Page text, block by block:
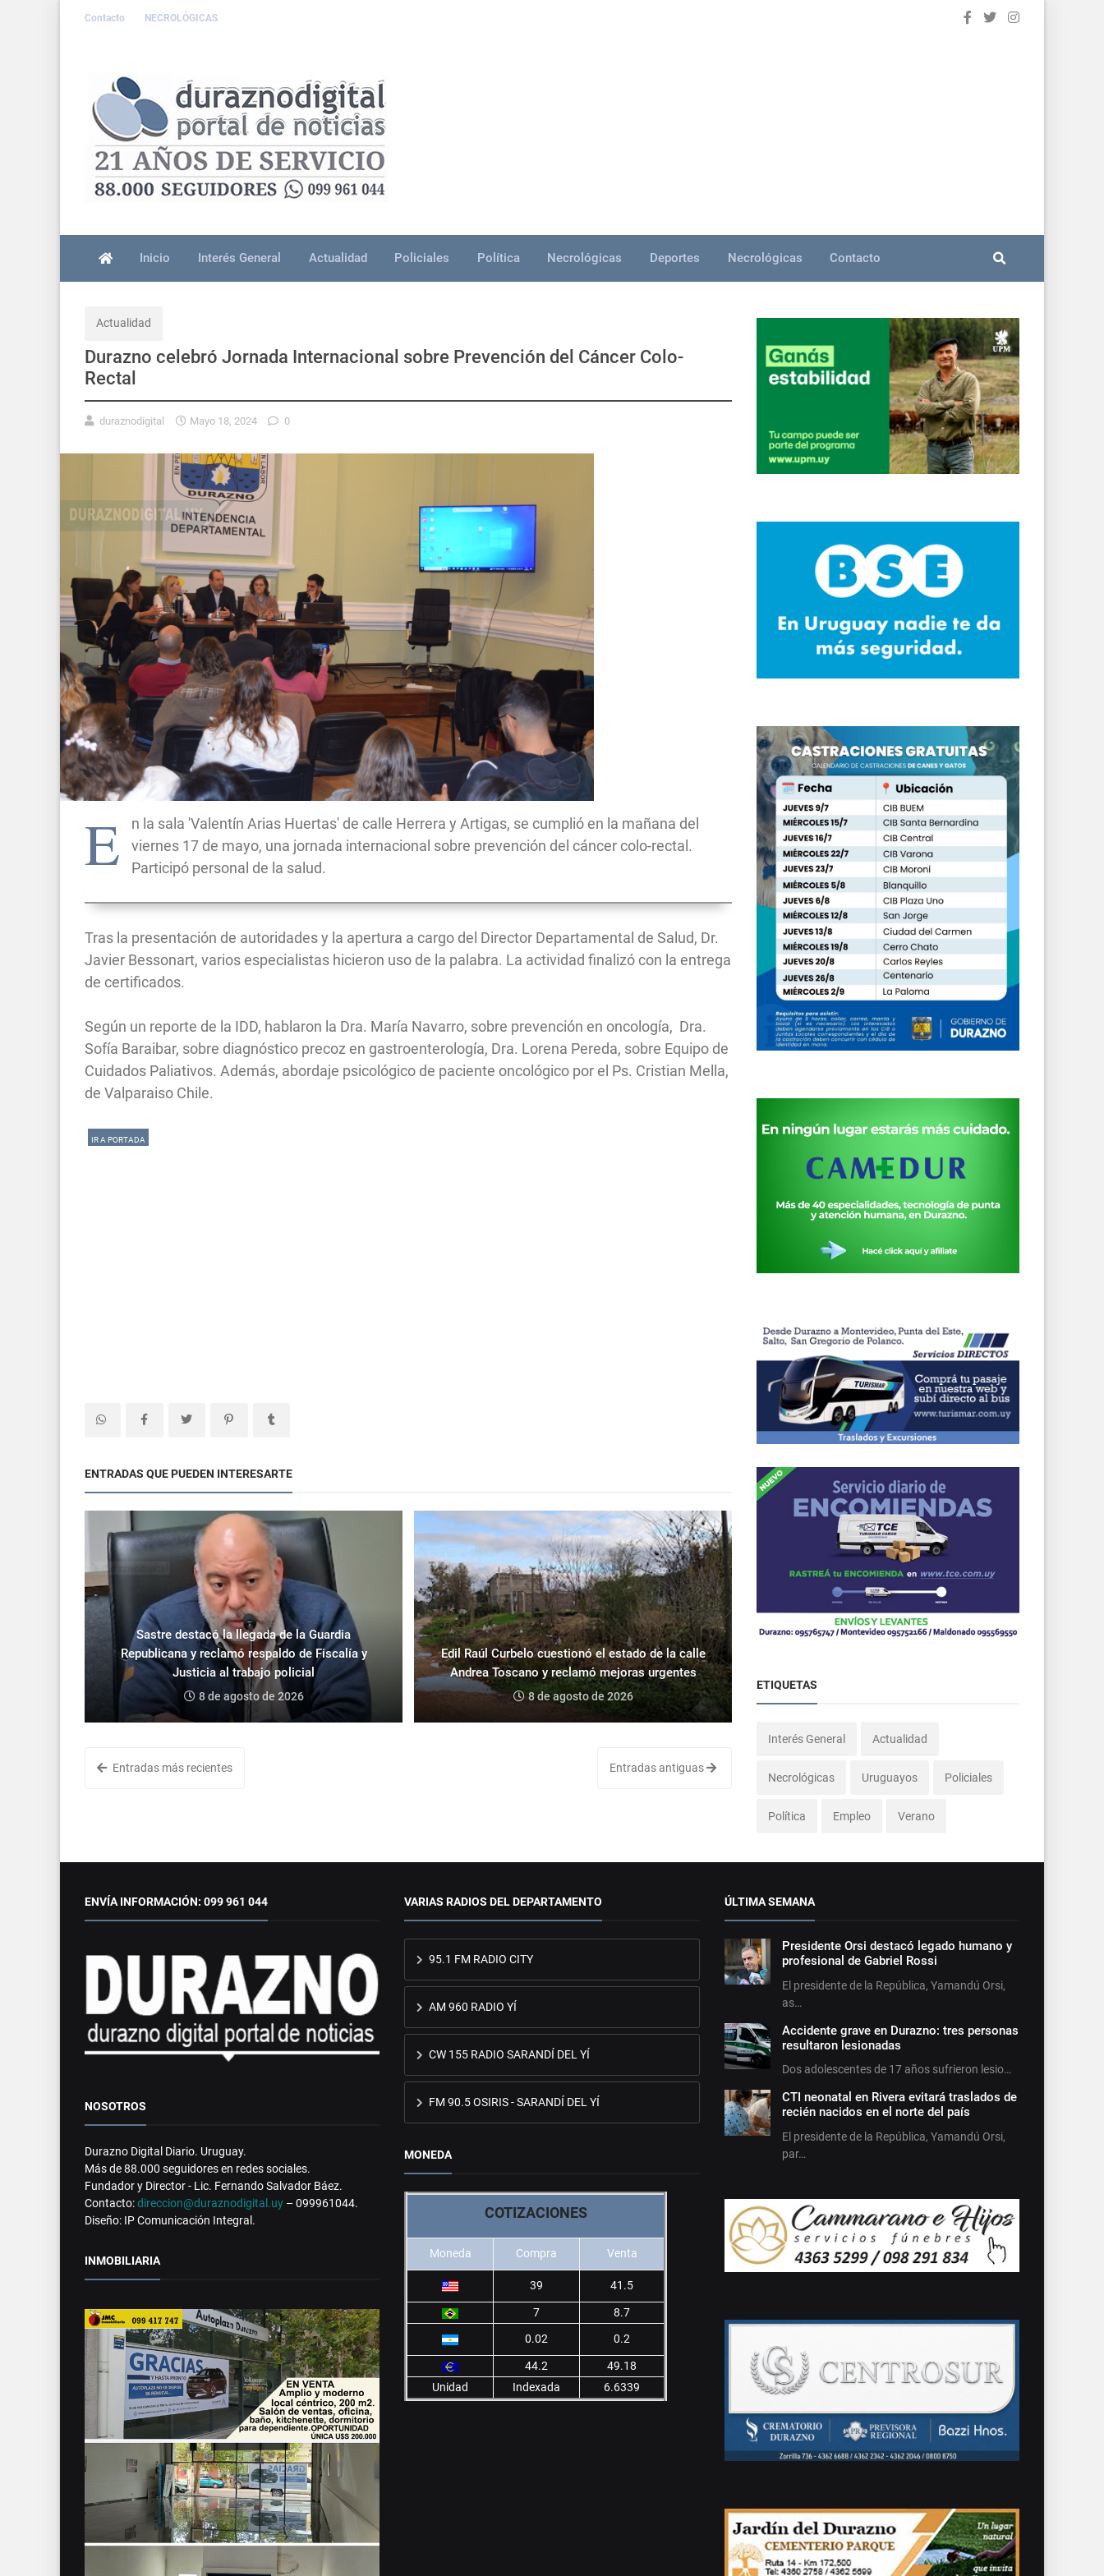
Contacto NECROLÓGICAS
Inicio Interés General Actualidad Policiales Política Necrológicas Deportes Necrológicas Contacto
Actualidad
Durazno celebró Jornada Internacional sobre Prevención del Cáncer Colo-
Rectal
duraznodigital Mayo 18, 2024 0
E
n la sala 'Valentín Arias Huertas' de calle Herrera y Artigas, se cumplió en la mañana del
viernes 17 de mayo, una jornada internacional sobre prevención del cáncer colo-rectal.
Participó personal de la salud.
Tras la presentación de autoridades y la apertura a cargo del Director Departamental de Salud, Dr.
Javier Bessonart, varios especialistas hicieron uso de la palabra. La actividad finalizó con la entrega
de certificados.
Según un reporte de la IDD, hablaron la Dra. María Navarro, sobre prevención en oncología, Dra.
Sofía Baraibar, sobre diagnóstico precoz en gastroenterología, Dra. Lorena Pereda, sobre Equipo de
Cuidados Paliativos. Además, abordaje psicológico de paciente oncológico por el Ps. Cristian Mella,
de Valparaiso Chile.
IR A PORTADA
ENTRADAS QUE PUEDEN INTERESARTE
Sastre destacó la llegada de la Guardia
Republicana y reclamó respaldo de Fiscalía y
Justicia al trabajo policial
8 de agosto de 2026
Edil Raúl Curbelo cuestionó el estado de la calle
Andrea Toscano y reclamó mejoras urgentes
8 de agosto de 2026
Entradas más recientes Entradas antiguas
ETIQUETAS
Interés General Actualidad
Necrológicas Uruguayos Policiales
Política Empleo Verano
ENVÍA INFORMACIÓN: 099 961 044
NOSOTROS
Durazno Digital Diario. Uruguay.
Más de 88.000 seguidores en redes sociales.
Fundador y Director - Lic. Fernando Salvador Báez.
Contacto:direccion@duraznodigital.uy – 099961044.
Diseño: IP Comunicación Integral.
INMOBILIARIA
VARIAS RADIOS DEL DEPARTAMENTO
95.1 FM RADIO CITY
AM 960 RADIO YÍ
CW 155 RADIO SARANDÍ DEL YÍ
FM 90.5 OSIRIS - SARANDÍ DEL YÍ
MONEDA
COTIZACIONES
Moneda Compra Venta
39 41.5
7
8.7
0.02
0.2
44.2
49.18
Unidad
Indexada 6.6339
ÚLTIMA SEMANA
Presidente Orsi destacó legado humano y
profesional de Gabriel Rossi
El presidente de la República, Yamandú Orsi,
as…
Accidente grave en Durazno: tres personas
resultaron lesionadas
Dos adolescentes de 17 años sufrieron lesio…
CTI neonatal en Rivera evitará traslados de
recién nacidos en el norte del país
El presidente de la República, Yamandú Orsi,
par…